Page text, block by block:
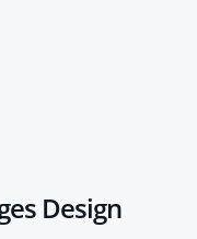
Design